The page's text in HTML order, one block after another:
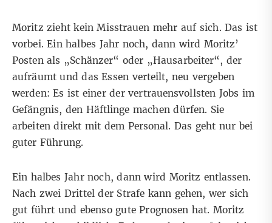
Moritz zieht kein Misstrauen mehr auf sich. Das ist
vorbei. Ein halbes Jahr noch, dann wird Moritz’
Posten als „Schänzer“ oder „Hausarbeiter“, der
aufräumt und das Essen verteilt, neu vergeben
werden: Es ist einer der vertrauensvollsten Jobs im
Gefängnis, den Häftlinge machen dürfen. Sie
arbeiten direkt mit dem Personal. Das geht nur bei
guter Führung.
Ein halbes Jahr noch, dann wird Moritz entlassen.
Nach zwei Drittel der Strafe kann gehen, wer sich
gut führt und ebenso gute Prognosen hat. Moritz